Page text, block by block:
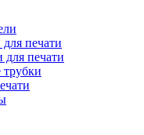
печати
печати
трубки